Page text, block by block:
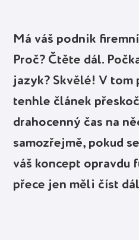
Má váš podnik
Proč? Čtěte dál.
jazyk? Skvělé! V tom
tenhle článek
drahocenný čas na
samozřejmě, pokud
váš koncept opravdu
přece jen měli číst